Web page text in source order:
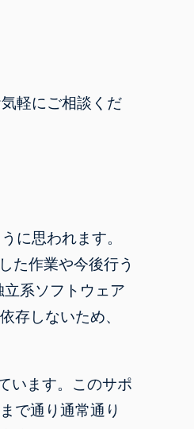
軽にご相談くだ
に思われます。
た作業や今後行う
系ソフトウェア
存しないため、
います。このサポ
で通り通常通り